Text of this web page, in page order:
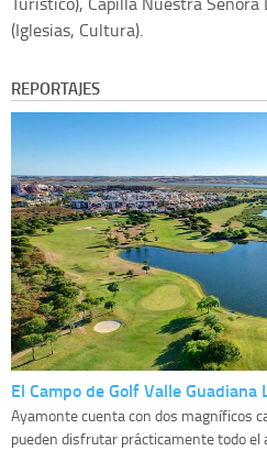
(Iglesias, Cultura).
REPORTAJES
El Campo de Golf Valle
Ayamonte cuenta con dos magníficos
pueden disfrutar prácticamente todo el